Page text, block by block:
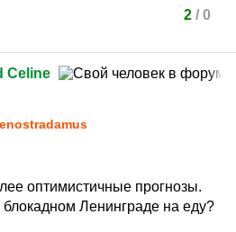
2/ 0
Celine
оптимистичные прогнозы.
Ленинграде на еду?